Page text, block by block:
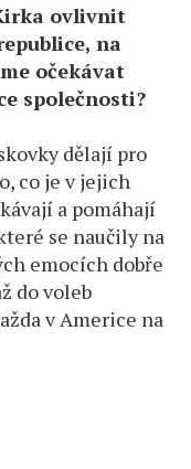
ovlivnit
na
očekávat
společnosti?
dělají pro
co je v jejich
a pomáhají
se naučily na
emocích dobře
do voleb
v Americe na